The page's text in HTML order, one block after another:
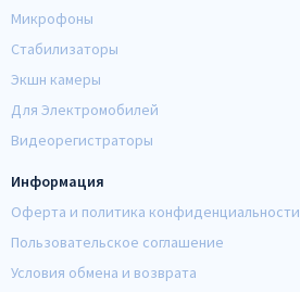
Микрофоны
Стабилизаторы
Экшн камеры
Для Электромобилей
Видеорегистраторы
Информация
Оферта и политика конфиденциальности
Пользовательское соглашение
Условия обмена и возврата